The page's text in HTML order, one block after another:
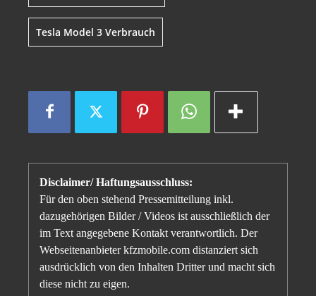
Tesla Model 3 Verbrauch
Disclaimer/ Haftungsausschluss:
Für den oben stehend Pressemitteilung inkl.
dazugehörigen Bilder / Videos ist ausschließlich der
im Text angegebene Kontakt verantwortlich. Der
Webseitenanbieter kfzmobile.com distanziert sich
ausdrücklich von den Inhalten Dritter und macht sich
diese nicht zu eigen.